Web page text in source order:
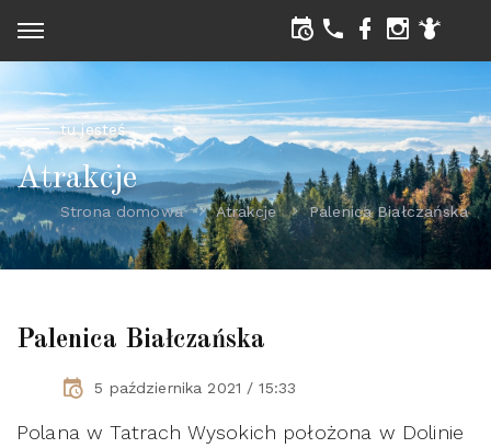
tu jesteś
Atrakcje
Strona domowa Atrakcje Palenica Białczańska
Palenica Białczańska
5 października 2021 / 15:33
Polana w Tatrach Wysokich położona w Dolinie